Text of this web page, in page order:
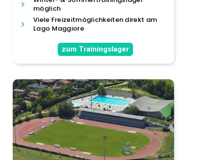
möglich
Viele Freizeitmöglichkeiten direkt am
Lago Maggiore
zum Trainingslager